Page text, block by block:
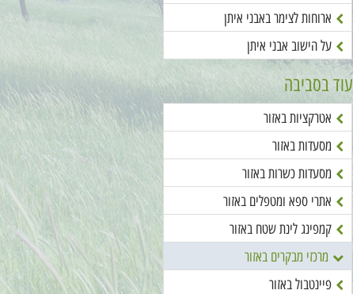
ארוחות לצימר באבני איתן
על הישוב אבני איתן
עוד בסביבה
אטרקציות באזור
מסעדות באזור
מסעדות כשרות באזור
אתרי ספא ומטפלים באזור
קמפינג לינת שטח באזור
מרכזי מבקרים באזור
פיינטבול באזור